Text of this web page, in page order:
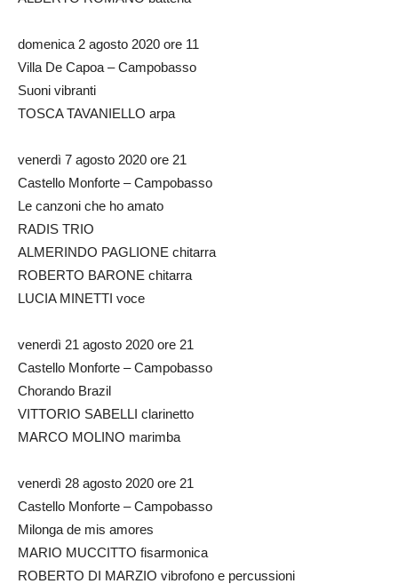
domenica 2 agosto 2020 ore 11
Villa De Capoa – Campobasso
Suoni vibranti
TOSCA TAVANIELLO arpa
venerdì 7 agosto 2020 ore 21
Castello Monforte – Campobasso
Le canzoni che ho amato
RADIS TRIO
ALMERINDO PAGLIONE chitarra
ROBERTO BARONE chitarra
LUCIA MINETTI voce
venerdì 21 agosto 2020 ore 21
Castello Monforte – Campobasso
Chorando Brazil
VITTORIO SABELLI clarinetto
MARCO MOLINO marimba
venerdì 28 agosto 2020 ore 21
Castello Monforte – Campobasso
Milonga de mis amores
MARIO MUCCITTO fisarmonica
ROBERTO DI MARZIO vibrofono e percussioni